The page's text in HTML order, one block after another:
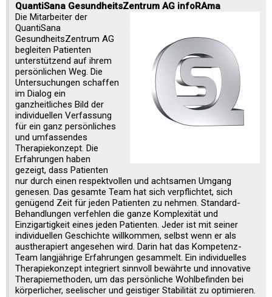
QuantiSana GesundheitsZentrum AG infoRAma
Die Mitarbeiter der
QuantiSana
GesundheitsZentrum AG
begleiten Patienten
unterstützend auf ihrem
persönlichen Weg. Die
Untersuchungen schaffen
im Dialog ein
ganzheitliches Bild der
individuellen Verfassung
für ein ganz persönliches
und umfassendes
Therapiekonzept. Die
Erfahrungen haben
gezeigt, dass Patienten
nur durch einen respektvollen und achtsamen Umgang
genesen. Das gesamte Team hat sich verpflichtet, sich
genügend Zeit für jeden Patienten zu nehmen. Standard-
Behandlungen verfehlen die ganze Komplexität und
Einzigartigkeit eines jeden Patienten. Jeder ist mit seiner
individuellen Geschichte willkommen, selbst wenn er als
austherapiert angesehen wird. Darin hat das Kompetenz-
Team langjährige Erfahrungen gesammelt. Ein individuelles
Therapiekonzept integriert sinnvoll bewährte und innovative
Therapiemethoden, um das persönliche Wohlbefinden bei
körperlicher, seelischer und geistiger Stabilität zu optimieren.